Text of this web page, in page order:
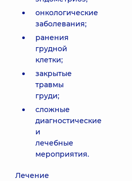
онкологические
заболевания;
ранения
грудной
клетки;
закрытые
травмы
груди;
сложные
диагностические
и
лечебные
мероприятия.
Лечение